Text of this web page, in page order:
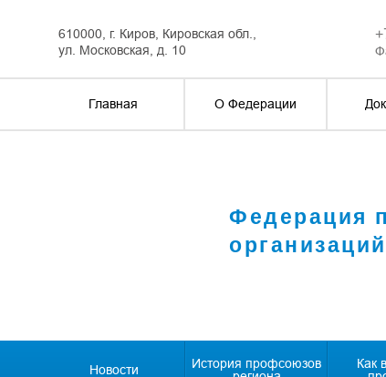
610000, г. Киров, Кировская обл.,
ул. Московская, д. 10
Главная О Федерации
Федерация
Новости
История профсоюзов
Как